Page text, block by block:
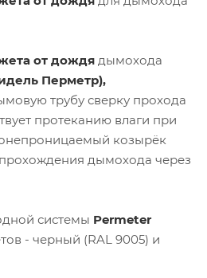
от дождя дымохода
Перметр),
трубу сверку прохода
протеканию влаги при
козырёк
дымохода через
системы Permeter
- черный (RAL 9005) и